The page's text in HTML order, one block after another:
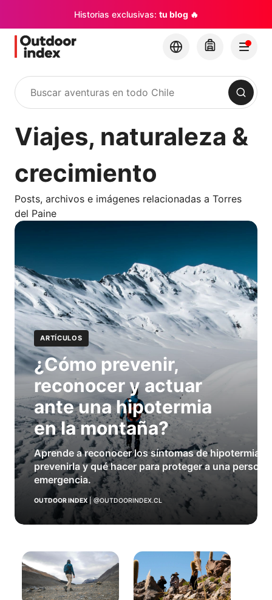
Historias exclusivas: tu blog 🔥
Buscar
Viajes, naturaleza &
crecimiento
Posts, archivos e imágenes relacionadas a Torres
del Paine
ARTÍCULOS
¿Cómo prevenir,
reconocer y actuar
ante una hipotermia
en la montaña?
Aprende a reconocer los síntomas de hipotermia
prevenirla y qué hacer para proteger a una
emergencia.
OUTDOOR INDEX| @OUTDOORINDEX.CL